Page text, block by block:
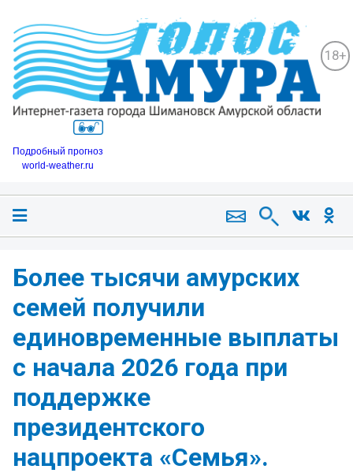
18+
Подробный прогноз
world-weather.ru
Более тысячи амурских
семей получили
единовременные выплаты
с начала 2026 года при
поддержке
президентского
нацпроекта «Семья».